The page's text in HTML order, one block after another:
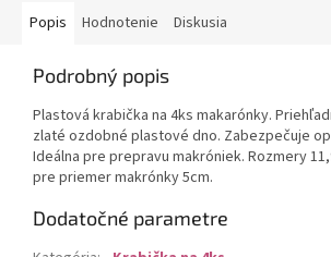
Popis Hodnotenie Diskusia
Podrobný popis
Plastová krabička na 4ks makarónky.
zlaté ozdobné plastové dno. Zabezpečuje
Ideálna pre prepravu makróniek. Rozmery
pre priemer makrónky 5cm.
Dodatočné parametre